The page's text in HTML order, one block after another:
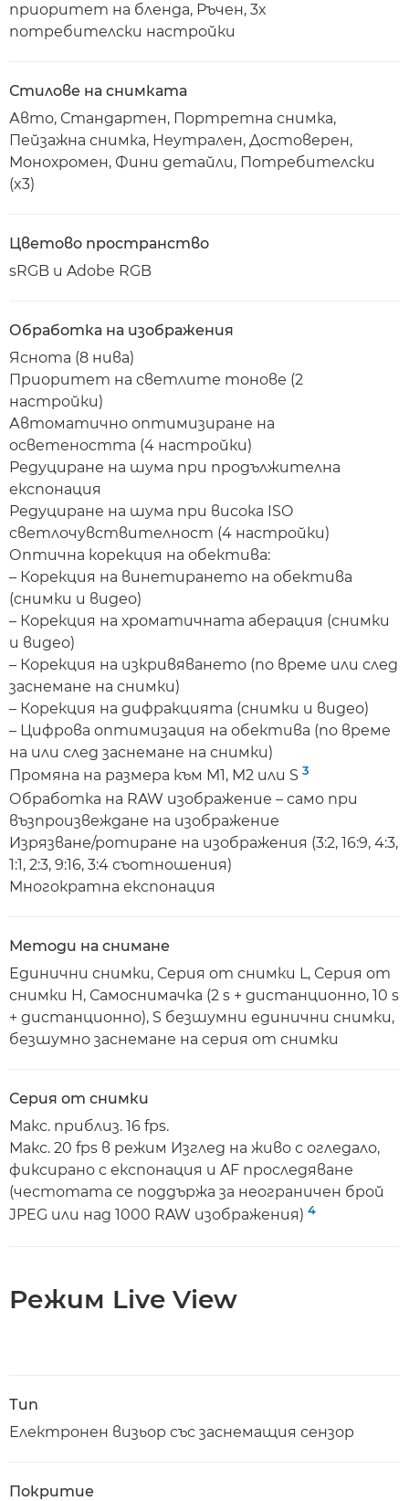
приоритет на бленда, Ръчен, 3x
потребителски настройки
Стилове на снимката
Авто, Стандартен, Портретна снимка,
Пейзажна снимка, Неутрален, Достоверен,
Монохромен, Фини детайли, Потребителски
(x3)
Цветово пространство
sRGB и Adobe RGB
Обработка на изображения
Яснота (8 нива)
Приоритет на светлите тонове (2
настройки)
Автоматично оптимизиране на
осветеността (4 настройки)
Редуциране на шума при продължителна
експонация
Редуциране на шума при висока ISO
светлочувствителност (4 настройки)
Оптична корекция на обектива:
– Корекция на винетирането на обектива
(снимки и видео)
– Корекция на хроматичната аберация (снимки
и видео)
– Корекция на изкривяването (по време или след
заснемане на снимки)
– Корекция на дифракцията (снимки и видео)
– Цифрова оптимизация на обектива (по време
на или след заснемане на снимки)
Промяна на размера към M1, M2 или S 3
Обработка на RAW изображение – само при
възпроизвеждане на изображение
Изрязване/ротиране на изображения (3:2, 16:9, 4:3,
1:1, 2:3, 9:16, 3:4 съотношения)
Многократна експонация
Методи на снимане
Единични снимки, Серия от снимки L, Серия от
снимки H, Самоснимачка (2 s + дистанционно, 10 s
+ дистанционно), S безшумни единични снимки,
безшумно заснемане на серия от снимки
Серия от снимки
Макс. приблиз. 16 fps.
Макс. 20 fps в режим Изглед на живо с огледало,
фиксирано с експонация и AF проследяване
(честотата се поддържа за неограничен брой
JPEG или над 1000 RAW изображения) 4
Режим Live View
Тип
Електронен визьор със заснемащия сензор
Покритие